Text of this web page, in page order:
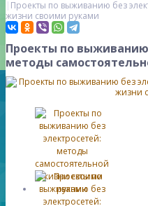
Проекты по выживанию без
жизни своими руками
Проекты по выживанию
методы